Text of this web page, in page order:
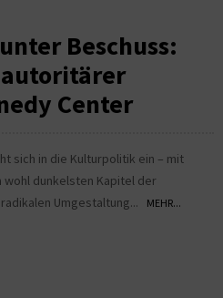
Beschuss:
autoritärer
Center
sich in die Kulturpolitik ein – mit
wohl dunkelsten Kapitel der
Umgestaltung...
MEHR...